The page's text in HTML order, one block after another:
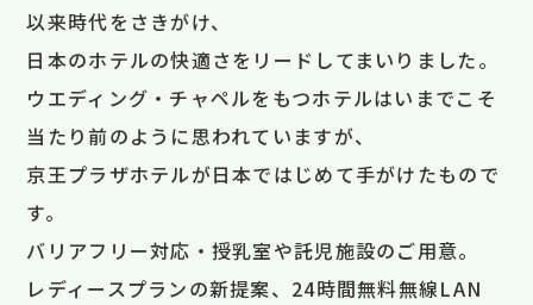
以来時代をさきがけ、
日本のホテルの快適さをリードしてまいりました。
ウエディング・チャペルをもつホテルはいまでこそ
当たり前のように思われていますが、
京王プラザホテルが日本ではじめて手がけたもので
す。
バリアフリー対応・授乳室や託児施設のご用意。
レディースプランの新提案、24時間無料無線LAN